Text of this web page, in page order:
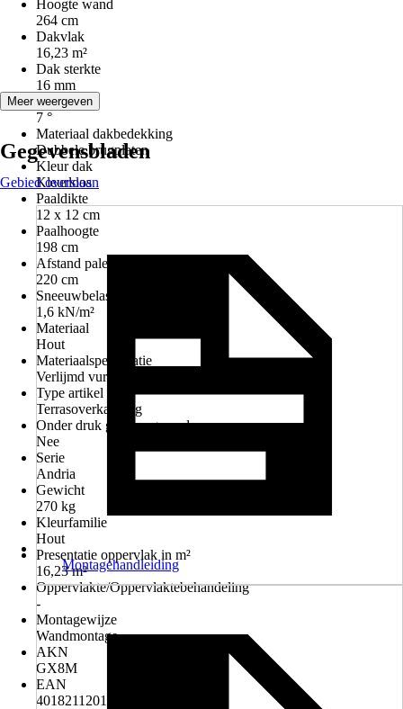
Hoogte wand
264 cm
Dakvlak
16,23 m²
Dak sterkte
16 mm
Dakhelling
7 °
Materiaal dakbedekking
Dubbele brugplaten
Kleur dak
Kleurloos
Paaldikte
12 x 12 cm
Paalhoogte
198 cm
Afstand palen
220 cm
Sneeuwbelasting
1,6 kN/m²
Materiaal
Hout
Materiaalspecificatie
Verlijmd vuren hout
Type artikel
Terrasoverkapping
Onder druk geimpregneerd
Nee
Serie
Andria
Gewicht
270 kg
Kleurfamilie
Hout
Presentatie oppervlak in m²
16,23 m²
Oppervlakte/Oppervlaktebehandeling
-
Montagewijze
Wandmontage
AKN
GX8M
EAN
4018211201112
Meer weergeven
Gegevensbladen
Gebied overslaan
Montagehandleiding